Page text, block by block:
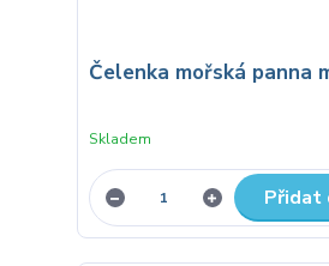
Čelenka mořská panna
Skladem
Přidat